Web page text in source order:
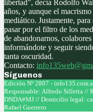
libertad”, decía Rodolfo
años, y aunque el
mediático. Justamente,
pasar por el filtro de los
de abandonarnos,
informándote y seguir
tanta oscuridad.
Contacto:
Síguenos
Facebook
Twitter
Instagram
Youtube
Edición Nº 2807 -
Responsable: Alfredo Silletta //
DNDA#MJ // Domicilio legal:
Rafael Guerrero